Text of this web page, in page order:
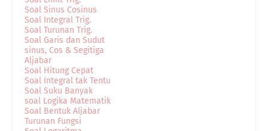
Soal Sinus Cosinus
Soal Integral Trig.
Soal Turunan Trig.
Soal Garis dan Sudut
sinus, Cos & Segitiga
Aljabar
Soal Hitung Cepat
Soal Integral tak Tentu
Soal Suku Banyak
soal Logika Matematik
Soal Bentuk Aljabar
Turunan Fungsi